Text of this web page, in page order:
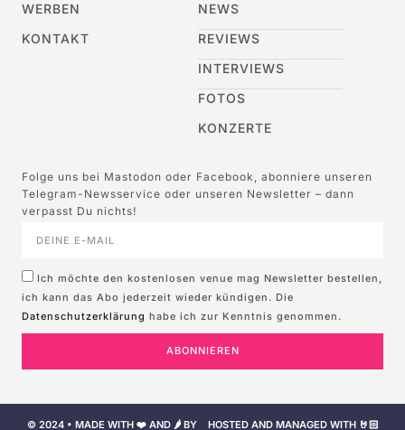
WERBEN
KONTAKT
NEWS
REVIEWS
INTERVIEWS
FOTOS
KONZERTE
Folge uns bei Mastodon oder Facebook, abonniere unseren
Telegram-Newsservice oder unseren Newsletter – dann
verpasst Du nichts!
Ich möchte den kostenlosen venue mag Newsletter bestellen,
ich kann das Abo jederzeit wieder kündigen. Die
Datenschutzerklärung habe ich zur Kenntnis genommen.
ABONNIEREN
© 2024 • MADE WITH ❤️ AND 🌶️ BY
HOSTED AND MANAGED WITH 🤘🏻